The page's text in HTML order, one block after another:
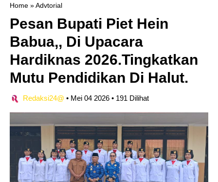
bantu Warga terdampak di Patani Barat
Pembukaan PORPROV ke- V Bupati Piet
Dampingi Gubernur Sherly Buka Porprov Ke-V
Jejak Kebiasaan Kecil Menjaga Lingkungan dari
Ternate hingga Kawasi
Home » Advtorial
Pesan Bupati Piet Hein
Babua,, Di Upacara
Hardiknas 2026.Tingkatkan
Mutu Pendidikan Di Halut.
Redaksi24@ • Mei 04 2026 • 191 Dilihat